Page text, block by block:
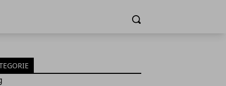
Cerca